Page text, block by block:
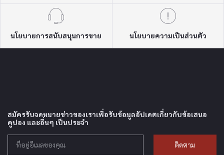
นโยบายการสนับสนุนการขาย นโยบายความเป็นส่วนตัว
สมัครรับจดหมายข่าวของเราเพื่อรับข้อมูลอัปเดตเกี่ยวกับข้อเสนอ
คูปอง และอื่นๆ เป็นประจำ
ติดตาม